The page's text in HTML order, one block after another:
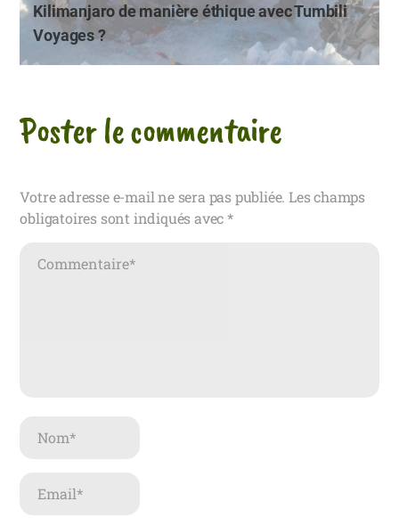
Kilimanjaro de manière éthique avec Tumbili
Voyages ?
Poster le commentaire
Votre adresse e-mail ne sera pas publiée. Les champs
obligatoires sont indiqués avec*